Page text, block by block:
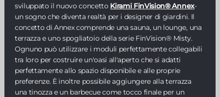
sviluppato il nuovo concetto Kirami FinVision® Annex-
un sogno che diventa realtà per i designer di giardini. Il
concetto di Annex comprende una sauna, un lounge, una
terrazza e uno spogliatoio della serie FinVision® Misty.
Ognuno può utilizzare i moduli perfettamente collegabili
tra loro per costruire un'oasi all'aperto che si adatti
perfettamente allo spazio disponibile e alle proprie
preferenze. È inoltre possibile aggiungere alla terrazza
una tinozza e un barbecue come tocco finale per un